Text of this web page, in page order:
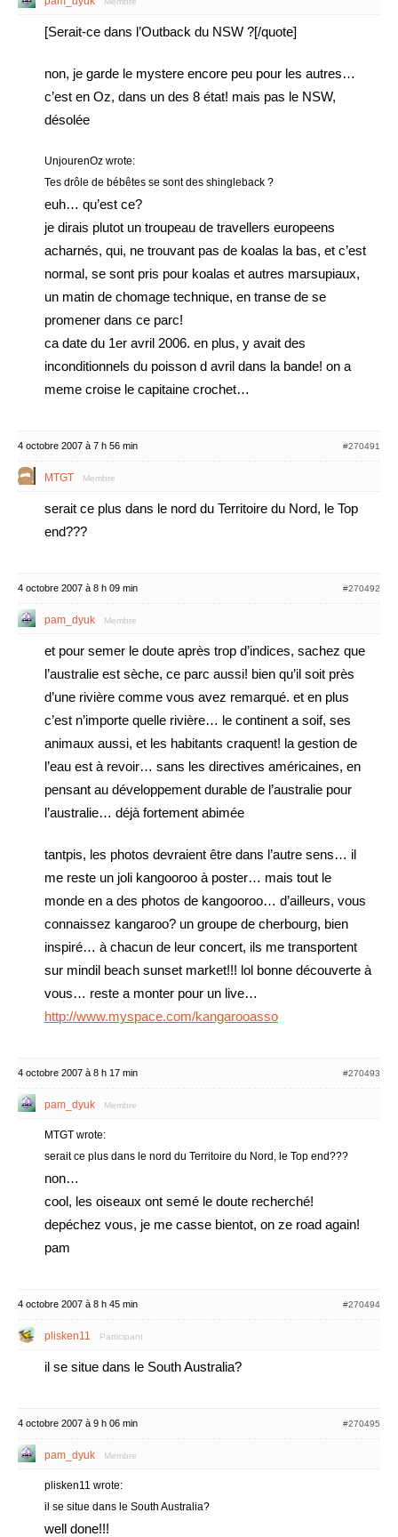
[Serait-ce dans l’Outback du NSW ?[/quote]
non, je garde le mystere encore peu pour les autres…
c’est en Oz, dans un des 8 état! mais pas le NSW,
désolée
UnjourenOz wrote:
Tes drôle de bébêtes se sont des shingleback ?
euh… qu’est ce?
je dirais plutot un troupeau de travellers europeens
acharnés, qui, ne trouvant pas de koalas la bas, et c’est
normal, se sont pris pour koalas et autres marsupiaux,
un matin de chomage technique, en transe de se
promener dans ce parc!
ca date du 1er avril 2006. en plus, y avait des
inconditionnels du poisson d avril dans la bande! on a
meme croise le capitaine crochet…
4 octobre 2007 à 7 h 56 min #270491
MTGT Membre
serait ce plus dans le nord du Territoire du Nord, le Top
end???
4 octobre 2007 à 8 h 09 min #270492
pam_dyuk Membre
et pour semer le doute après trop d’indices, sachez que
l’australie est sèche, ce parc aussi! bien qu’il soit près
d’une rivière comme vous avez remarqué. et en plus
c’est n’importe quelle rivière… le continent a soif, ses
animaux aussi, et les habitants craquent! la gestion de
l’eau est à revoir… sans les directives américaines, en
pensant au développement durable de l’australie pour
l’australie… déjà fortement abimée
tantpis, les photos devraient être dans l’autre sens… il
me reste un joli kangooroo à poster… mais tout le
monde en a des photos de kangooroo… d’ailleurs, vous
connaissez kangaroo? un groupe de cherbourg, bien
inspiré… à chacun de leur concert, ils me transportent
sur mindil beach sunset market!!! lol bonne découverte à
vous… reste a monter pour un live…
http://www.myspace.com/kangarooasso
4 octobre 2007 à 8 h 17 min #270493
pam_dyuk Membre
MTGT wrote:
serait ce plus dans le nord du Territoire du Nord, le Top end???
non…
cool, les oiseaux ont semé le doute recherché!
depéchez vous, je me casse bientot, on ze road again!
pam
4 octobre 2007 à 8 h 45 min #270494
plisken11 Participant
il se situe dans le South Australia?
4 octobre 2007 à 9 h 06 min #270495
pam_dyuk Membre
plisken11 wrote:
il se situe dans le South Australia?
well done!!!